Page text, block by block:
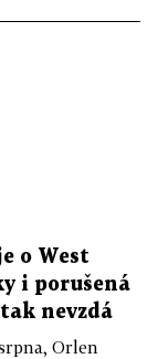
o West
i porušená
nevzdá
Orlen